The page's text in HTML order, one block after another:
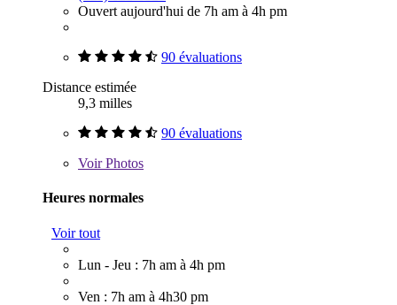
Ouvert aujourd'hui de 7h am à 4h pm
90 évaluations
Distance estimée
9,3 milles
90 évaluations
VoirPhotos
Heures normales
Voir tout
Lun - Jeu : 7h am à 4h pm
Ven : 7h am à 4h30 pm